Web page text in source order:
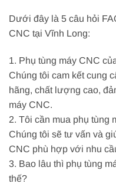
Dưới đây là 5 câu hỏi
CNC tại Vĩnh Long:
1. Phụ tùng máy CNC
Chúng tôi cam kết cung
hãng, chất lượng cao,
máy CNC.
2. Tôi cần mua phụ tùng
Chúng tôi sẽ tư vấn và
CNC phù hợp với nhu
3. Bao lâu thì phụ tùng
thế?